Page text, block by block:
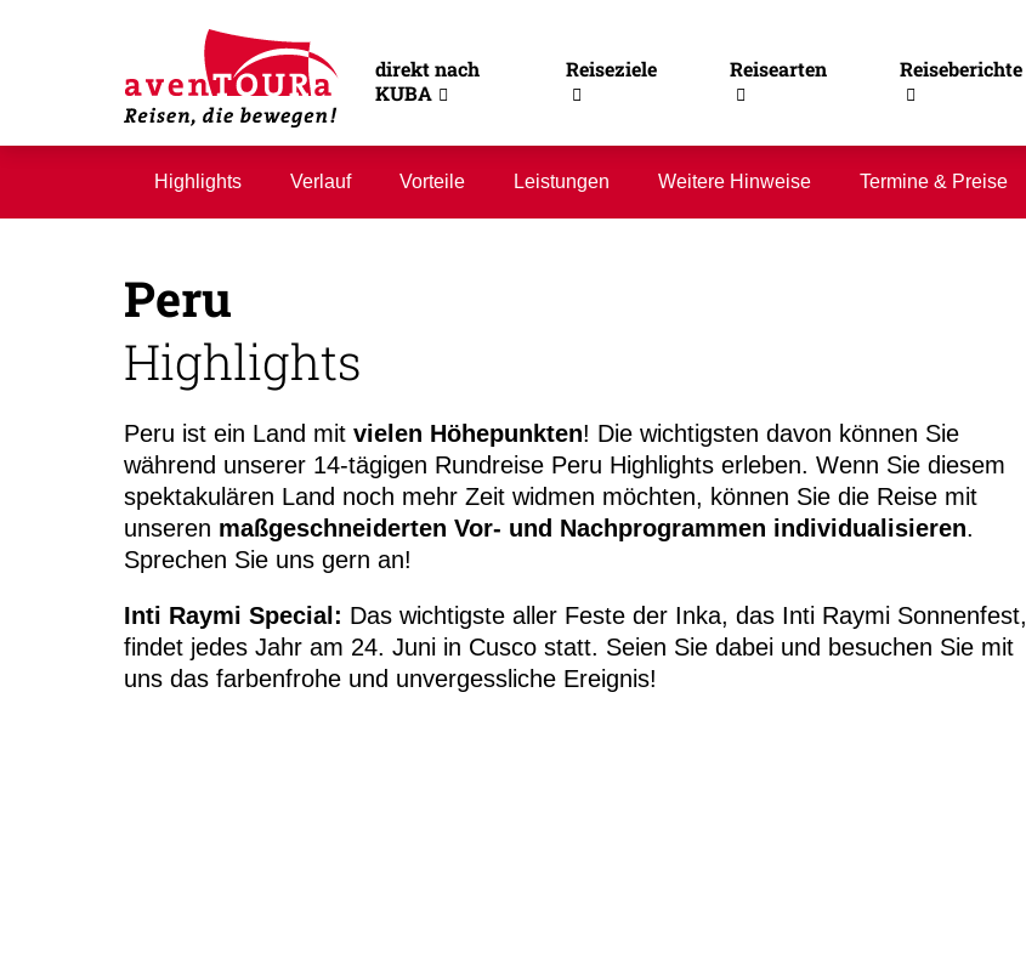
direkt nach
KUBA
Reiseziele Reisearten Reiseberichte
Highlights Verlauf Vorteile Leistungen Weitere Hinweise Termine & Preise
Peru
Highlights
Peru ist ein Land mit vielen Höhepunkten! Die wichtigsten davon können Sie
während unserer 14-tägigen Rundreise Peru Highlights erleben. Wenn Sie diesem
spektakulären Land noch mehr Zeit widmen möchten, können Sie die Reise mit
unseren maßgeschneiderten Vor- und Nachprogrammen individualisieren.
Sprechen Sie uns gern an!
Inti Raymi Special: Das wichtigste aller Feste der Inka, das Inti Raymi Sonnenfest,
findet jedes Jahr am 24. Juni in Cusco statt. Seien Sie dabei und besuchen Sie mit
uns das farbenfrohe und unvergessliche Ereignis!